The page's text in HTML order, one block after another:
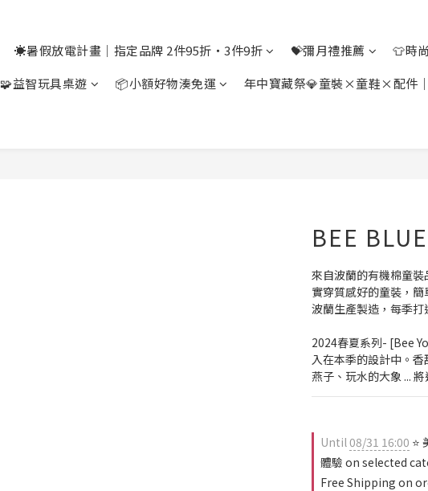
☀️暑假放電計畫｜指定品牌 2件95折・3件9折 💝彌月禮推薦
👕時
🧩益智玩具桌遊 📦小額好物湊免運
年中寶藏祭💎童裝×童鞋×配件
BEE
來自波蘭的有機棉童
實穿質感好的童裝，
波蘭生產製造，每季
2024春夏系列- [Bee
入在本季的設計中。
燕子、玩水的大象 ...
Until08/31 16:00 ⭐
體驗 on selected
Free Shipping on